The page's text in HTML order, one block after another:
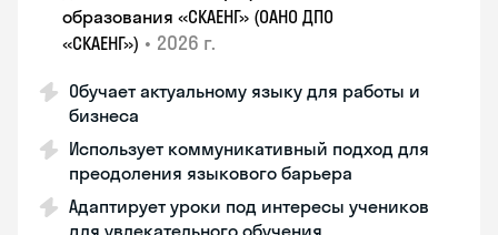
образования «СКАЕНГ» (ОАНО ДПО
«СКАЕНГ») • 2026 г.
Обучает актуальному языку для работы и
бизнеса
Использует коммуникативный подход для
преодоления языкового барьера
Адаптирует уроки под интересы учеников
для увлекательного обучения